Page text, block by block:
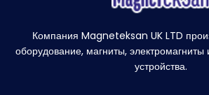
Компания Magneteksan UK LTD
оборудование, магниты,
устройства.